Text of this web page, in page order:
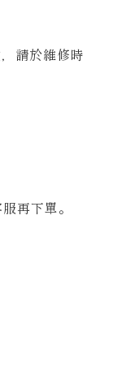
請於維修時
再下單。